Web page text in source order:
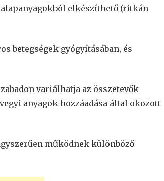
elkészíthető (ritkán
betegségek gyógyításában, és
variálhatja az összetevők
anyagok hozzáadása által okozott
működnek különböző